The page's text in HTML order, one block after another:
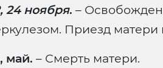
24 ноября. –
Приезд матери
май. – Смерть матери.